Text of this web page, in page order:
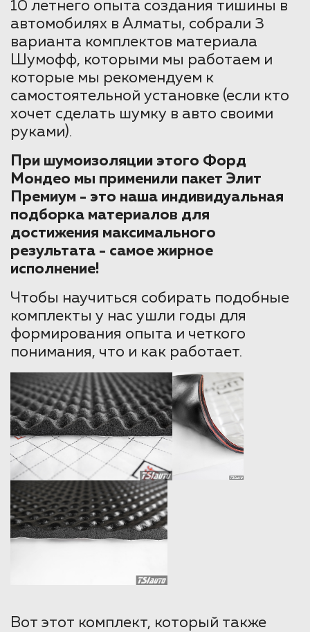
10 летнего опыта создания тишины в
автомобилях в Алматы, собрали 3
варианта комплектов материала
Шумофф, которыми мы работаем и
которые мы рекомендуем к
самостоятельной установке (если кто
хочет сделать шумку в авто своими
руками).
При шумоизоляции этого Форд
Мондео мы применили пакет Элит
Премиум - это наша индивидуальная
подборка материалов для
достижения максимального
результата - самое жирное
исполнение!
Чтобы научиться собирать подобные
комплекты у нас ушли годы для
формирования опыта и четкого
понимания, что и как работает.
Вот этот комплект, который также